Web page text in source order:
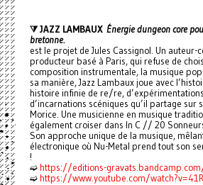
⧩ JAZZ LAMBAUX Énergie dungeon core
bretonne.
est le projet de Jules Cassignol. Un auteur-
producteur basé à Paris, qui refuse de
composition instrumentale, la musique
sa manière, Jazz Lambaux joue avec
histoire infinie de re/re,
d’incarnations scéniques qu’il partage sur
Morice. Une musicienne en musique
également croiser dans In C // 20
Son approche unique de la musique,
électronique où Nu-Metal prend tout son
!
➫https://editions-
➫https://www.youtube.com/